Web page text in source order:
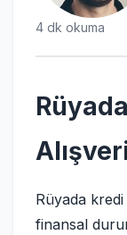
4 dk okuma
Rüyada
finansal